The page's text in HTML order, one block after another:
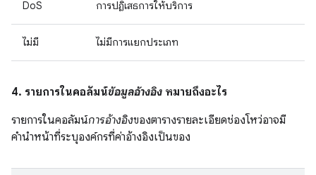
DoS การปฏิเสธการให้บริการ
ไม่มี ไม่มีการแยกประเภท
4. รายการในคอลัมน์ข้อมูลอ้างอิง หมายถึงอะไร
รายการในคอลัมน์การอ้างอิงของตารางรายละเอียดช่องโหว่อาจมี
คำนำหน้าที่ระบุองค์กรที่ค่าอ้างอิงเป็นของ